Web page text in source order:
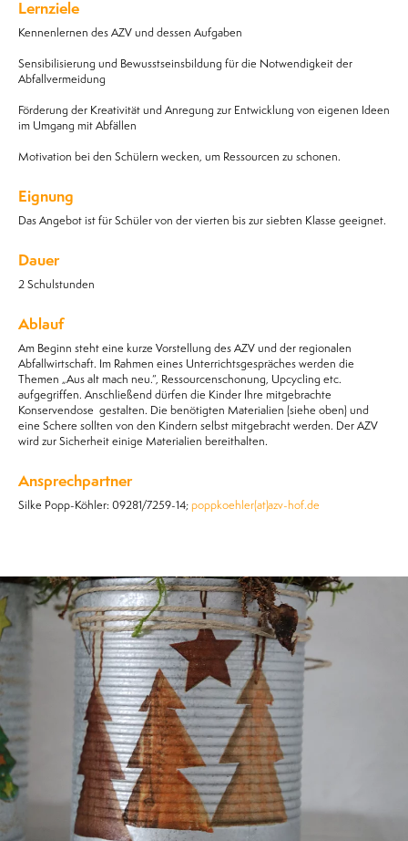
Lernziele
Kennenlernen des AZV und dessen Aufgaben
Sensibilisierung und Bewusstseinsbildung für die Notwendigkeit der
Abfallvermeidung
Förderung der Kreativität und Anregung zur Entwicklung von eigenen Ideen
im Umgang mit Abfällen
Motivation bei den Schülern wecken, um Ressourcen zu schonen.
Eignung
Das Angebot ist für Schüler von der vierten bis zur siebten Klasse geeignet.
Dauer
2 Schulstunden
Ablauf
Am Beginn steht eine kurze Vorstellung des AZV und der regionalen
Abfallwirtschaft. Im Rahmen eines Unterrichtsgespräches werden die
Themen „Aus alt mach neu.“, Ressourcenschonung, Upcycling etc.
aufgegriffen. Anschließend dürfen die Kinder Ihre mitgebrachte
Konservendose gestalten. Die benötigten Materialien (siehe oben) und
eine Schere sollten von den Kindern selbst mitgebracht werden. Der AZV
wird zur Sicherheit einige Materialien bereithalten.
Ansprechpartner
Silke Popp-Köhler: 09281/7259-14; poppkoehler(at)azv-hof.de